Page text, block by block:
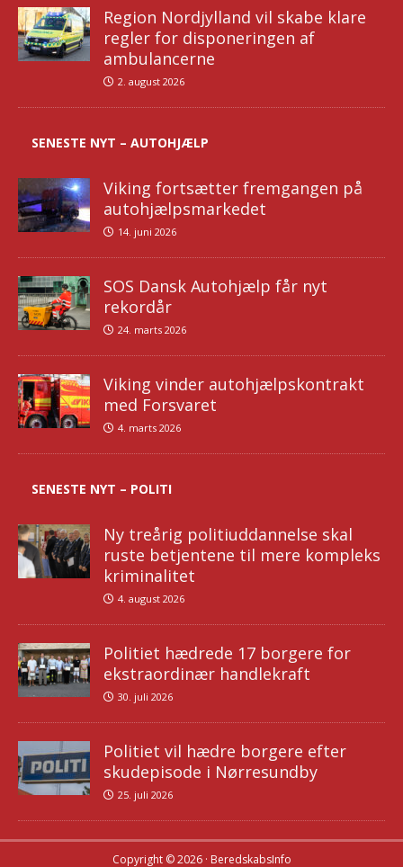
Region Nordjylland vil skabe klare
regler for disponeringen af
ambulancerne
2. august 2026
SENESTE NYT – AUTOHJÆLP
Viking fortsætter fremgangen på
autohjælpsmarkedet
14. juni 2026
SOS Dansk Autohjælp får nyt
rekordår
24. marts 2026
Viking vinder autohjælpskontrakt
med Forsvaret
4. marts 2026
SENESTE NYT – POLITI
Ny treårig politiuddannelse skal
ruste betjentene til mere kompleks
kriminalitet
4. august 2026
Politiet hædrede 17 borgere for
ekstraordinær handlekraft
30. juli 2026
Politiet vil hædre borgere efter
skudepisode i Nørresundby
25. juli 2026
Copyright © 2026 · BeredskabsInfo